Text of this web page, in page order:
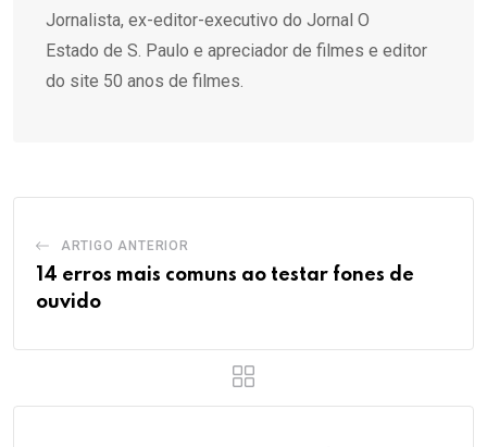
Jornalista, ex-editor-executivo do Jornal O
Estado de S. Paulo e apreciador de filmes e editor
do site 50 anos de filmes.
ARTIGO ANTERIOR
14 erros mais comuns ao testar fones de
ouvido